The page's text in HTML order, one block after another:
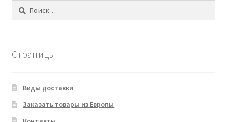
Найти:
Страницы
Виды доставки
Заказать товары из Европы